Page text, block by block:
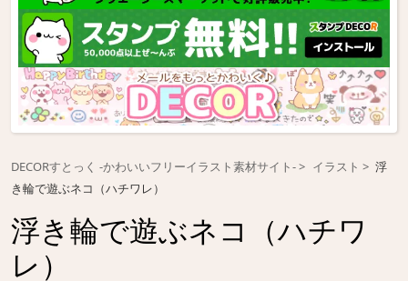
DECORすとっく -かわいいフリーイラスト素材サイト- イラスト
浮
き輪で遊ぶネコ（ハチワレ）
浮き輪で遊ぶネコ（ハチワ
レ）